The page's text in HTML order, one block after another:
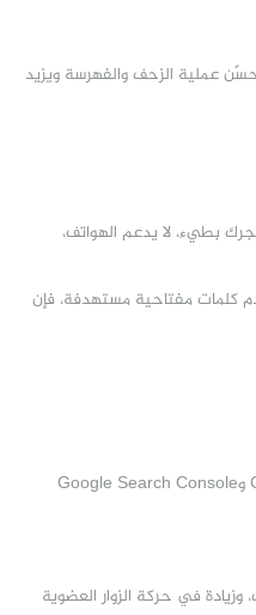
عملية الزحف والفهرسة ويزيد
بطيء، لا يدعم الهواتف،
كلمات مفتاحية مستهدفة، فإن
في حركة الزوار العضوية